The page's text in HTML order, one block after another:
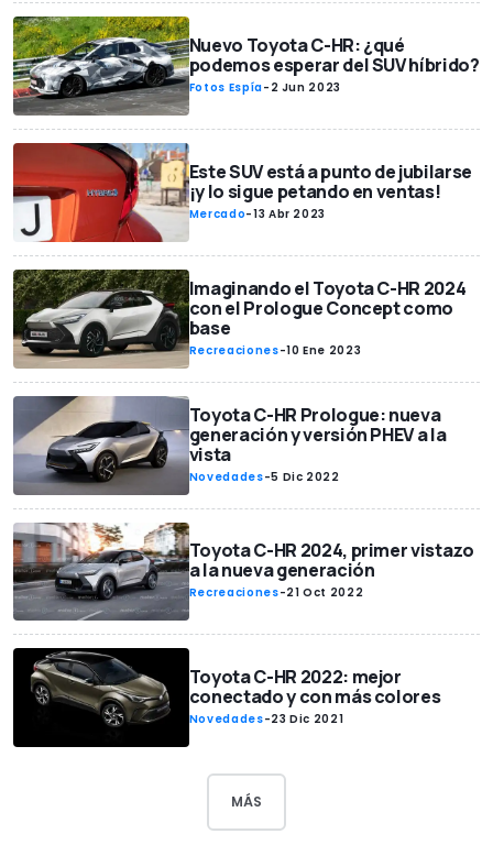
Nuevo Toyota C-HR: ¿qué
podemos esperar del SUV híbrido?
Fotos Espía- 2 Jun 2023
Este SUV está a punto de jubilarse
¡y lo sigue petando en ventas!
Mercado-13 Abr 2023
Imaginando el Toyota C-HR 2024
con el Prologue Concept como
base
Recreaciones-10 Ene 2023
Toyota C-HR Prologue: nueva
generación y versión PHEV a la
vista
Novedades-5 Dic 2022
Toyota C-HR 2024, primer vistazo
a la nueva generación
Recreaciones-21 Oct 2022
Toyota C-HR 2022: mejor
conectado y con más colores
Novedades-23 Dic 2021
MÁS